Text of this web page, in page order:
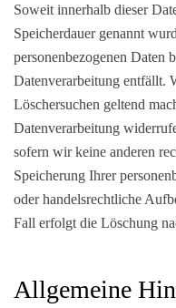
Soweit innerhalb dieser
Speicherdauer genannt
personenbezogenen Daten
Datenverarbeitung entfällt.
Löschersuchen geltend
Datenverarbeitung
sofern wir keine anderen
Speicherung Ihrer
oder handelsrechtliche
Fall erfolgt die Löschung
Allgemeine